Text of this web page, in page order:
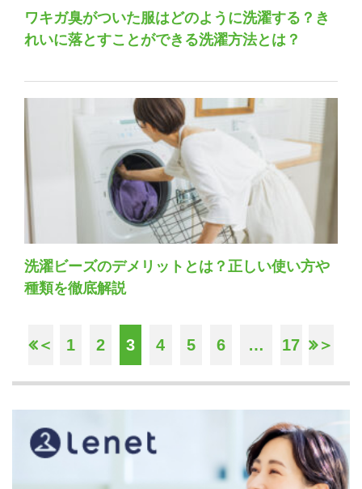
ワキガ臭がついた服はどのように洗濯する？き
れいに落とすことができる洗濯方法とは？
洗濯ビーズのデメリットとは？正しい使い方や
種類を徹底解説
＜ 1 2 3 4 5 6 … 17 ＞